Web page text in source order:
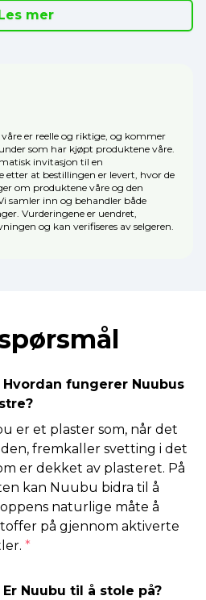
Les mer
er reelle og riktige, og kommer
som har kjøpt produktene våre.
invitasjon til en
etter at bestillingen er levert, hvor de
om produktene våre og den
samler inn og behandler både
Vurderingene er uendret,
og kan verifiseres av selgeren.
Hvordan fungerer Nuubus
er et plaster som, når det
fremkaller svetting i det
er dekket av plasteret. På
kan Nuubu bidra til å
naturlige måte å
på gjennom aktiverte
*
Er Nuubu til å stole på?